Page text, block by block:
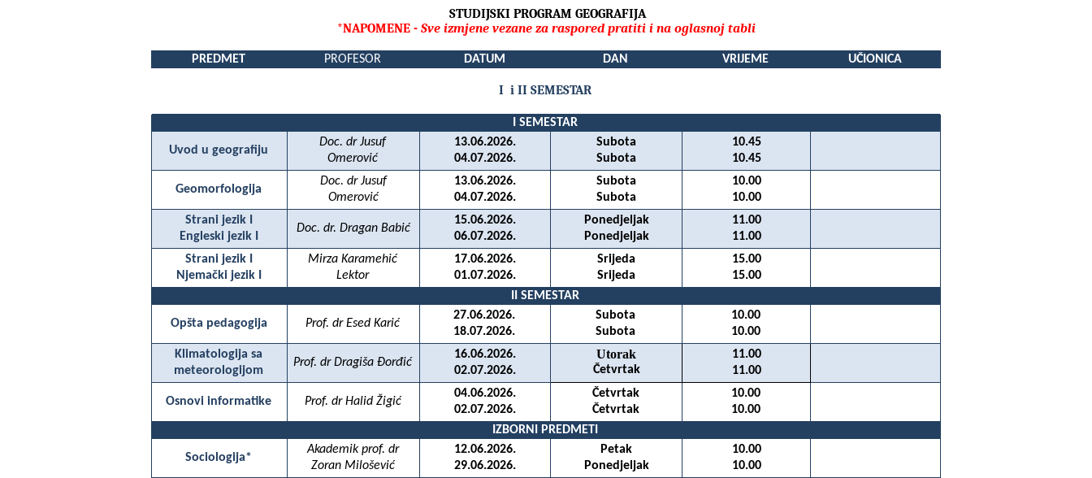
STUDIJSKI PROGRAM GEOGRAFIJA
*NAPOMENE - Sve izmjene vezane za raspored pratiti i na oglasnoj tabli
PREDMET PROFESOR DATUM DAN VRIJEME UČIONICA
I i II SEMESTAR
I SEMESTAR
Uvod u geografiju
Doc. dr Jusuf
Omerović
13.06.2026.
04.07.2026.
Subota
Subota
10.45
10.45
Geomorfologija
Doc. dr Jusuf
Omerović
13.06.2026.
04.07.2026.
Subota
Subota
10.00
10.00
Strani jezik I
Engleski jezik I
Doc. dr. Dragan Babić
15.06.2026.
06.07.2026.
Ponedjeljak
Ponedjeljak
11.00
11.00
Strani jezik I
Njemački jezik I
Mirza Karamehić
Lektor
17.06.2026.
01.07.2026.
Srijeda
Srijeda
15.00
15.00
II SEMESTAR
Opšta pedagogija Prof. dr Esed Karić
27.06.2026.
18.07.2026.
Subota
Subota
10.00
10.00
Klimatologija sa
meteorologijom
Prof. dr Dragiša Đorđić
16.06.2026.
02.07.2026.
Utorak
Četvrtak
11.00
11.00
Osnovi informatike Prof. dr Halid Žigić
04.06.2026.
02.07.2026.
Četvrtak
Četvrtak
10.00
10.00
IZBORNI PREDMETI
Sociologija*
Akademik prof. dr
Zoran Milošević
12.06.2026.
29.06.2026.
Petak
Ponedjeljak
10.00
10.00